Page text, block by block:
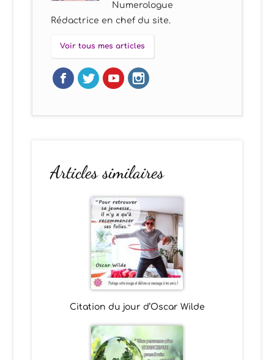
Numerologue
Rédactrice en chef du site.
Voir tous mes articles
Articles similaires
Citation du jour d’Oscar Wilde